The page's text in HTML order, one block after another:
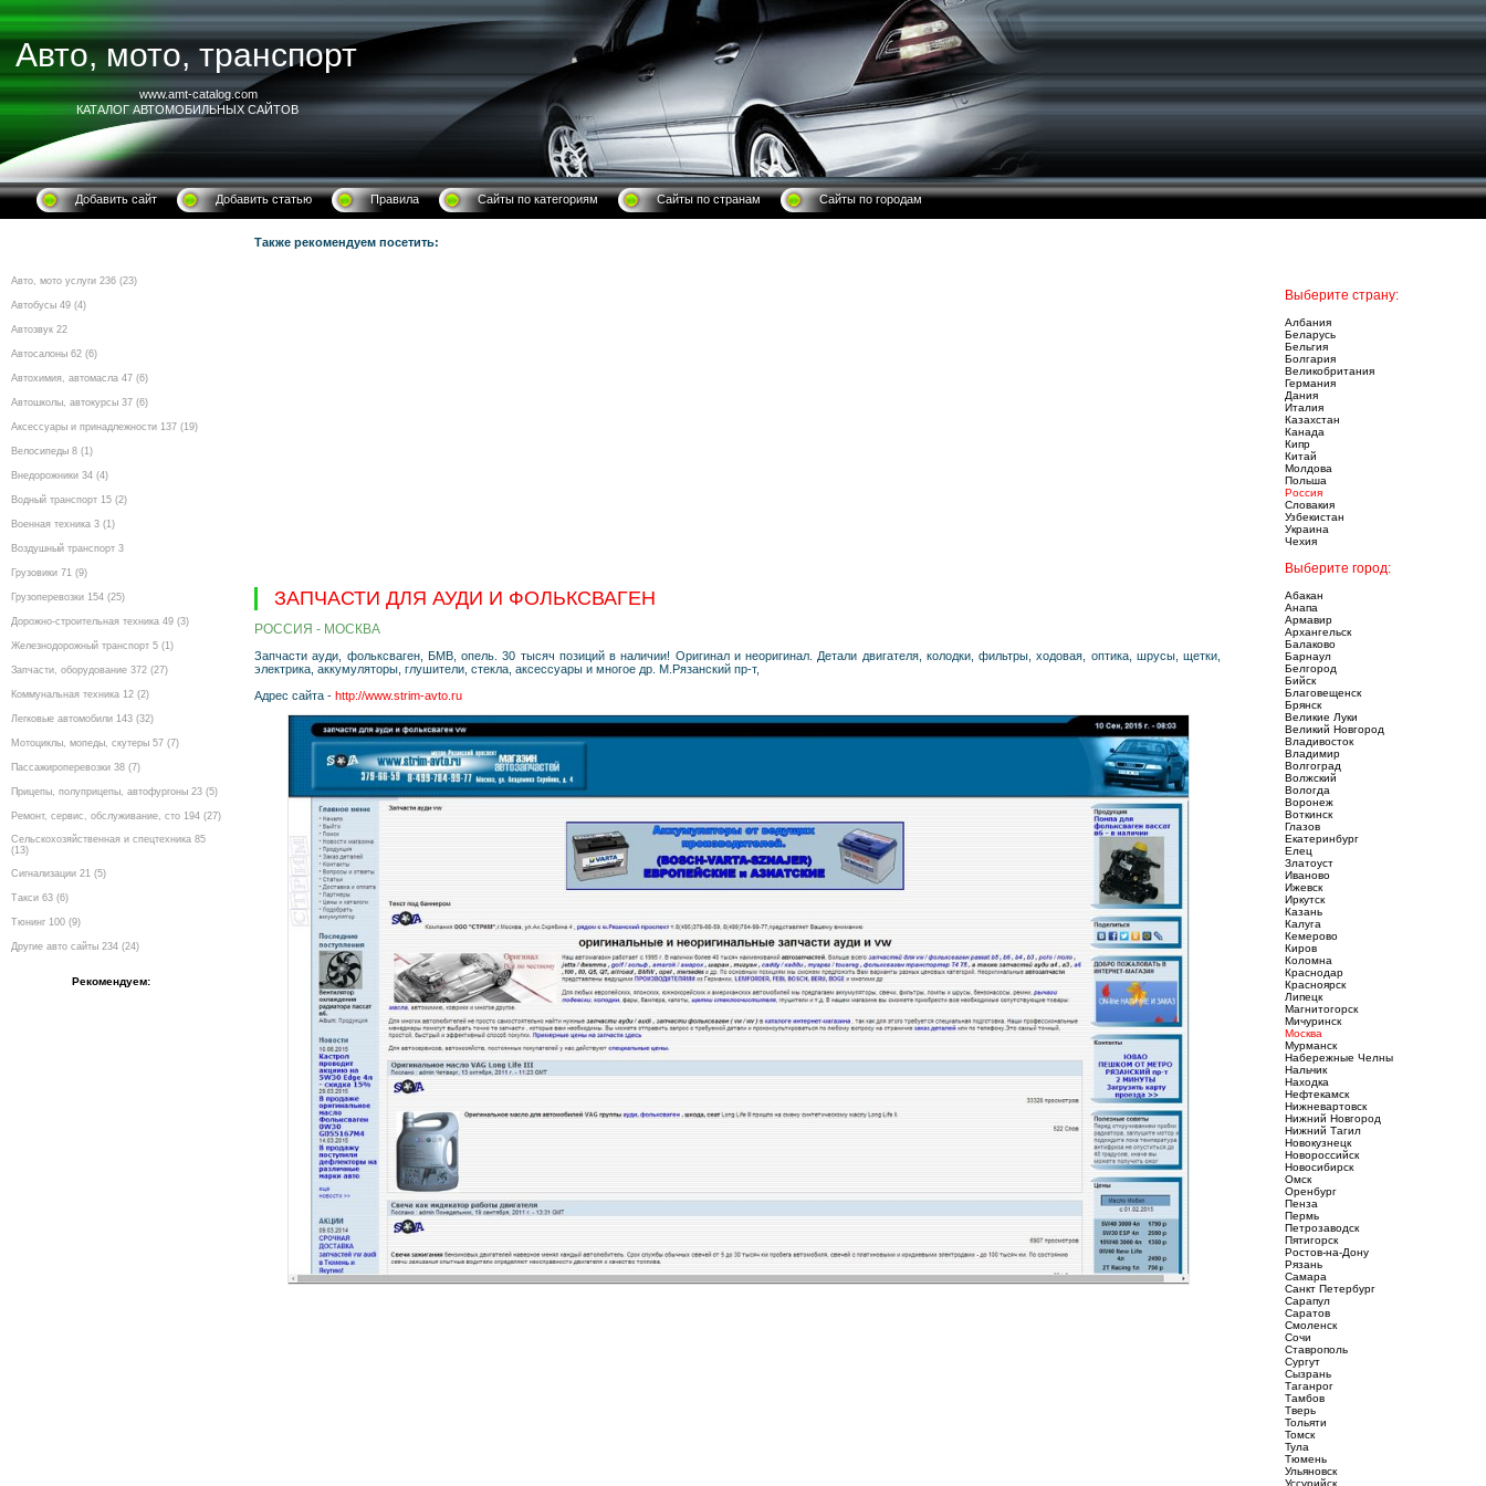
Авто, мото, транспорт
www.amt-catalog.com
КАТАЛОГ АВТОМОБИЛЬНЫХ САЙТОВ
Добавить сайт Добавить статью Правила Сайты по категориям Сайты по странам Сайты по городам
Авто, мото услуги 236 (23)
Автобусы 49 (4)
Автозвук 22
Автосалоны 62 (6)
Автохимия, автомасла 47 (6)
Автошколы, автокурсы 37 (6)
Аксессуары и принадлежности 137 (19)
Велосипеды 8 (1)
Внедорожники 34 (4)
Водный транспорт 15 (2)
Военная техника 3 (1)
Воздушный транспорт 3
Грузовики 71 (9)
Грузоперевозки 154 (25)
Дорожно-строительная техника 49 (3)
Железнодорожный транспорт 5 (1)
Запчасти, оборудование 372 (27)
Коммунальная техника 12 (2)
Легковые автомобили 143 (32)
Мотоциклы, мопеды, скутеры 57 (7)
Пассажироперевозки 38 (7)
Прицепы, полуприцепы, автофургоны 23 (5)
Ремонт, сервис, обслуживание, сто 194 (27)
Сельскохозяйственная и спецтехника 85
(13)
Сигнализации 21 (5)
Такси 63 (6)
Тюнинг 100 (9)
Другие авто сайты 234 (24)
Рекомендуем:
Также рекомендуем посетить:
ЗАПЧАСТИ ДЛЯ АУДИ И ФОЛЬКСВАГЕН
РОССИЯ - МОСКВА
Запчасти aуди, фольксваген, БМВ, опель. 30 тысяч позиций в наличии! Оригинал и неоригинал. Детали двигателя, колодки, фильтры, ходовая, оптика, шрусы, щетки,
электрика, аккумуляторы, глушители, стекла, аксессуары и многое др. М.Рязанский пр-т,
Адрес сайта - http://www.strim-avto.ru
Выберите страну:
Албания
Беларусь
Бельгия
Болгария
Великобритания
Германия
Дания
Италия
Казахстан
Канада
Кипр
Китай
Молдова
Польша
Россия
Словакия
Узбекистан
Украина
Чехия
Выберите город:
Абакан
Анапа
Армавир
Архангельск
Балаково
Барнаул
Белгород
Бийск
Благовещенск
Брянск
Великие Луки
Великий Новгород
Владивосток
Владимир
Волгоград
Волжский
Вологда
Воронеж
Воткинск
Глазов
Екатеринбург
Елец
Златоуст
Иваново
Ижевск
Иркутск
Казань
Калуга
Кемерово
Киров
Коломна
Краснодар
Красноярск
Липецк
Магнитогорск
Мичуринск
Москва
Мурманск
Набережные Челны
Нальчик
Находка
Нефтекамск
Нижневартовск
Нижний Новгород
Нижний Тагил
Новокузнецк
Новороссийск
Новосибирск
Омск
Оренбург
Пенза
Пермь
Петрозаводск
Пятигорск
Ростов-на-Дону
Рязань
Самара
Санкт Петербург
Сарапул
Саратов
Смоленск
Сочи
Ставрополь
Сургут
Сызрань
Таганрог
Тамбов
Тверь
Тольяти
Томск
Тула
Тюмень
Ульяновск
Уссурийск